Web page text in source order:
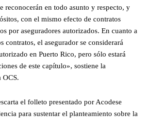
reconocerán en todo asunto y respecto, y
con el mismo efecto de contratos
por aseguradores autorizados. En cuanto a
contratos, el asegurador se considerará
en Puerto Rico, pero sólo estará
de este capítulo», sostiene la
OCS.
el folleto presentado por Acodese
para sustentar el planteamiento sobre la